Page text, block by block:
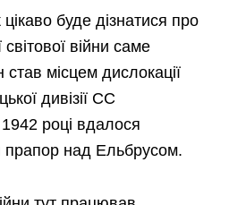
буде дізнатися про
війни саме
місцем дислокації
дивізії СС
році вдалося
прапор над Ельбрусом.